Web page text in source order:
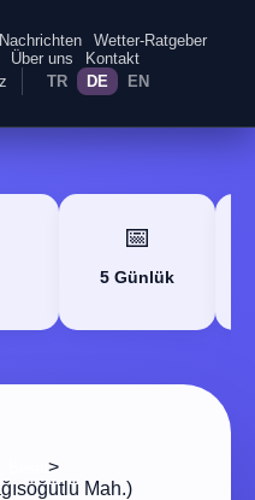
Nachrichten
Wetter-Ratgeber
Über uns
Kontakt
TR DE EN
📅
5 Günlük
>
Mah.)